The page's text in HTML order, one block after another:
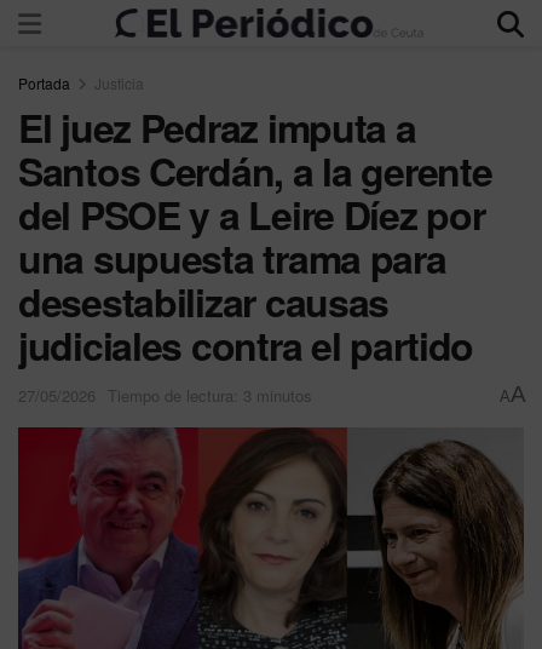
Portada Justicia
El juez Pedraz imputa a
Santos Cerdán, a la gerente
del PSOE y a Leire Díez por
una supuesta trama para
desestabilizar causas
judiciales contra el partido
27/05/2026 Tiempo de lectura: 3 minutos AA